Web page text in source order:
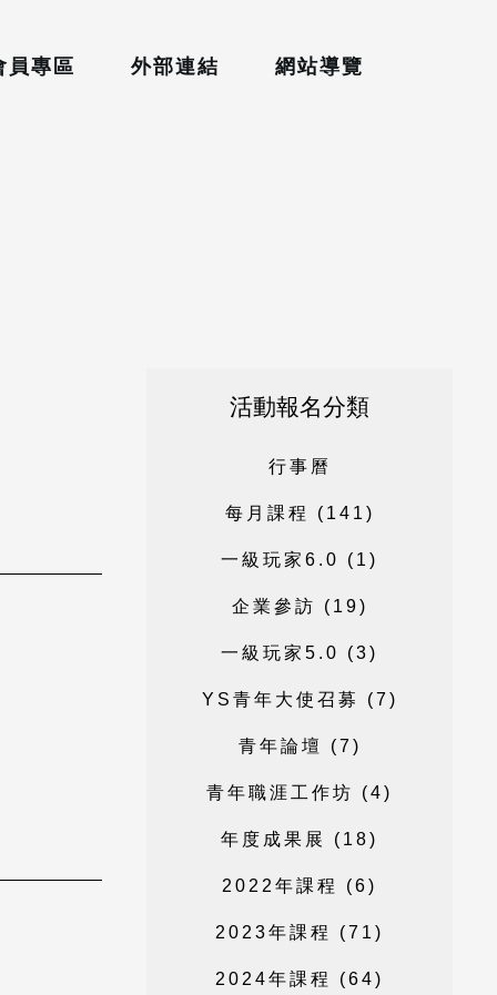
員專區 外部連結 網站導覽
活動報名分類
行事 曆
每 月 課 程 ( 1 4 1 )
一 級 玩家 6 . 0 ( 1 )
企 業 參 訪 ( 1 9)
一 級 玩家 5 . 0 (3)
Y S 青年 大 使 召 募 (7 )
青年論壇 (7 )
青年職涯 工 作坊 (4)
年 度 成果 展 ( 1 8)
2 0 2 2 年課 程 (6)
2 0 2 3年課 程 (7 1 )
2 0 2 4年課 程 (64)